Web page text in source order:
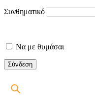
Συνθηματικό
Να με θυμάσαι